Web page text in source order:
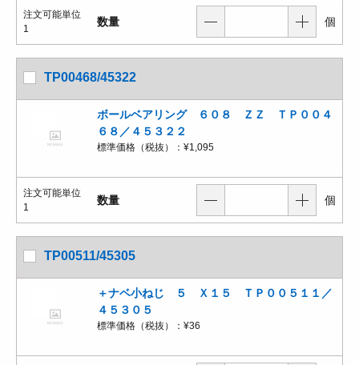
注文可能単位
1
数量 個
TP00468/45322
ボールベアリング ６０８ ＺＺ ＴＰ００４
６８／４５３２２
標準価格（税抜）： ¥1,095
注文可能単位
1
数量 個
TP00511/45305
＋ナベ小ねじ ５ Ｘ１５ ＴＰ００５１１／
４５３０５
標準価格（税抜）： ¥36